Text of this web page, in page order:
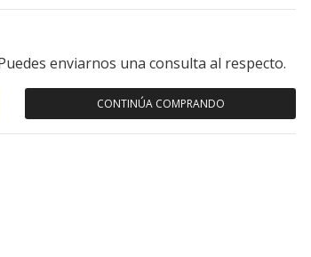
enviarnos una consulta al respecto.
CONTINÚA COMPRANDO